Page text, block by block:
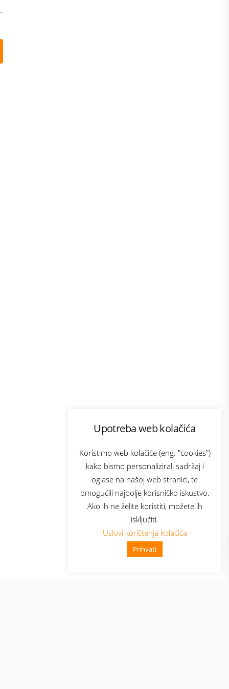
Upotreba web kolačića
Koristimo web kolačiće (eng. "cookies")
kako bismo personalizirali sadržaj i
oglase na našoj web stranici, te
omogućili najbolje korisničko iskustvo.
Ako ih ne želite koristiti, možete ih
isključiti.
Uslovi korištenja kolačića
Prihvati
👋 Zdravo, kako mogu pomoći?
Bonus plus
Prijava za newsletter